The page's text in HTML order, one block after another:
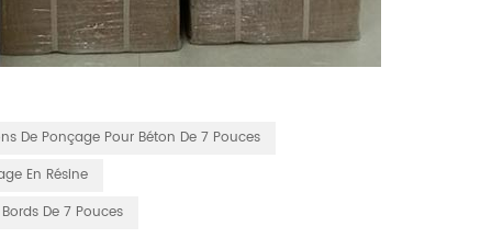
De Ponçage Pour Béton De 7 Pouces
En Résine
De 7 Pouces